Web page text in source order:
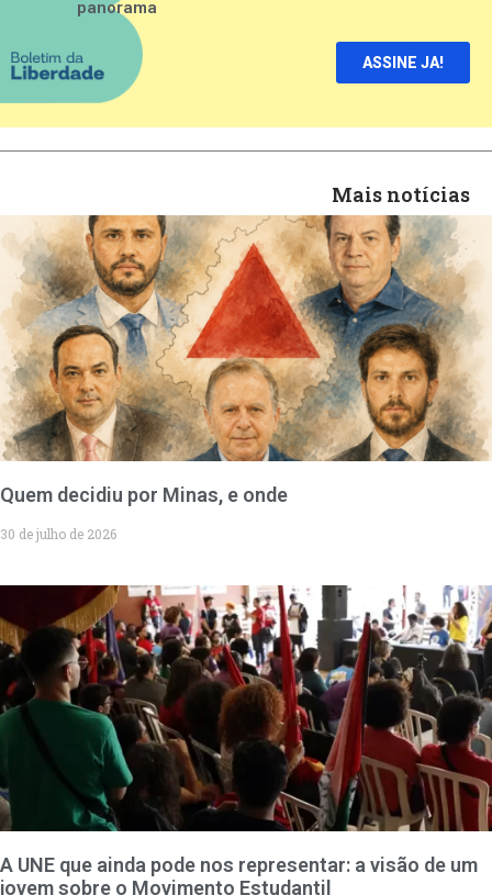
panorama
ASSINE JA!
Mais notícias
Quem decidiu por Minas, e onde
30 de julho de 2026
A UNE que ainda pode nos representar: a visão de um
jovem sobre o Movimento Estudantil